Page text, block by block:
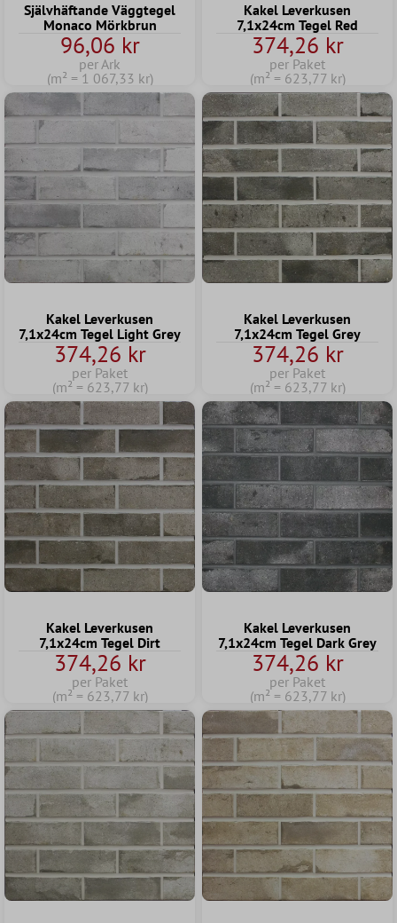
Självhäftande Väggtegel
Monaco Mörkbrun
96,06 kr
per Ark
(m² = 1 067,33 kr)
Kakel Leverkusen
7,1x24cm Tegel Red
374,26 kr
per Paket
(m² = 623,77 kr)
Kakel Leverkusen
7,1x24cm Tegel Light Grey
374,26 kr
per Paket
(m² = 623,77 kr)
Kakel Leverkusen
7,1x24cm Tegel Grey
374,26 kr
per Paket
(m² = 623,77 kr)
Kakel Leverkusen
7,1x24cm Tegel Dirt
374,26 kr
per Paket
(m² = 623,77 kr)
Kakel Leverkusen
7,1x24cm Tegel Dark Grey
374,26 kr
per Paket
(m² = 623,77 kr)